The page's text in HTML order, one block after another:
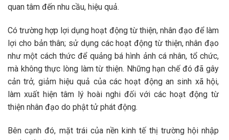
quan tâm đến nhu cầu, hiệu quả.
Có trường hợp lợi dụng hoạt động từ thiện, nhân đạo để làm
lợi cho bản thân; sử dụng các hoạt động từ thiện, nhân đạo
như một cách thức để quảng bá hình ảnh cá nhân, tổ chức,
mà không thực lòng làm từ thiện. Những hạn chế đó đã gây
cản trở, giảm hiệu quả của các hoạt động an sinh xã hội,
làm xuất hiện tâm lý hoài nghi đối với các hoạt động từ
thiện nhân đạo do phật tử phát động.
Bên cạnh đó, mặt trái của nền kinh tế thị trường hội nhập